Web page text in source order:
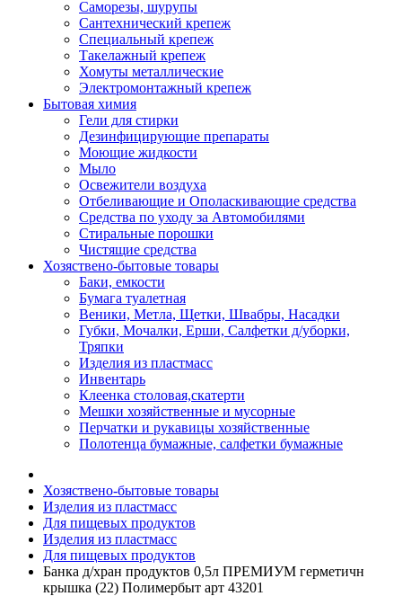
Саморезы, шурупы
Сантехнический крепеж
Специальный крепеж
Такелажный крепеж
Хомуты металлические
Электромонтажный крепеж
Бытовая химия
Гели для стирки
Дезинфицирующие препараты
Моющие жидкости
Мыло
Освежители воздуха
Отбеливающие и Ополаскивающие средства
Средства по уходу за Автомобилями
Стиральные порошки
Чистящие средства
Хозяствено-бытовые товары
Баки, емкости
Бумага туалетная
Веники, Метла, Щетки, Швабры, Насадки
Губки, Мочалки, Ерши, Салфетки д/уборки,
Тряпки
Изделия из пластмасс
Инвентарь
Клеенка столовая,скатерти
Мешки хозяйственные и мусорные
Перчатки и рукавицы хозяйственные
Полотенца бумажные, салфетки бумажные
Хозяствено-бытовые товары
Изделия из пластмасс
Для пищевых продуктов
Изделия из пластмасс
Для пищевых продуктов
Банка д/хран продуктов 0,5л ПРЕМИУМ герметичн
крышка (22) Полимербыт арт 43201